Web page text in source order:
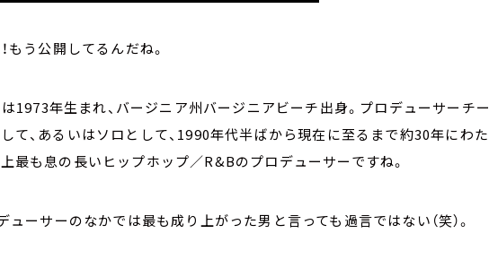
もう公開してるんだね。
は1973年生まれ、バージニア州バージニアビーチ出身。プロデューサーチー
て、あるいはソロとして、1990年代半ばから現在に至るまで約30年にわた
最も息の長いヒップホップ／R&Bのプロデューサーですね。
ューサーのなかでは最も成り上がった男と言っても過言ではない（笑）。